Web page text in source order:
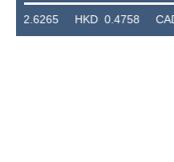
HKD 0.4758 CAD